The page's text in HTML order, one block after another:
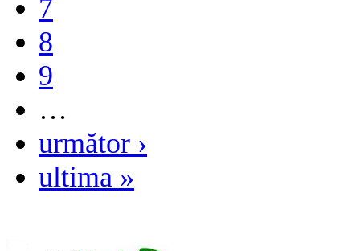
7
8
9
…
următor ›
ultima »